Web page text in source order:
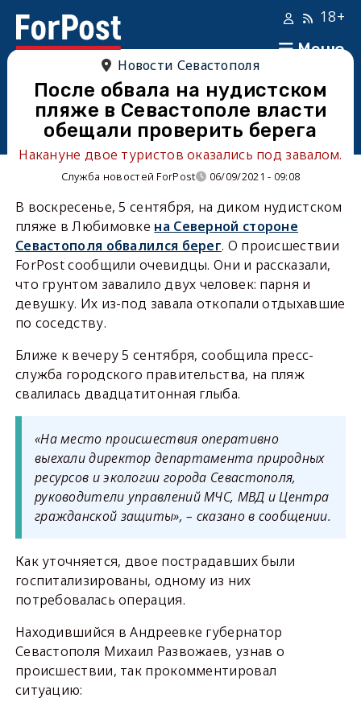
Меню
18+
Новости Севастополя
После обвала на нудистском
пляже в Севастополе власти
обещали проверить берега
Накануне двое туристов оказались под завалом.
Служба новостей ForPost 06/09/2021 - 09:08
В воскресенье, 5 сентября, на диком нудистском
пляже в Любимовке на Северной стороне
Севастополя обвалился берег. О происшествии
ForPost сообщили очевидцы. Они и рассказали,
что грунтом завалило двух человек: парня и
девушку. Их из-под завала откопали отдыхавшие
по соседству.
Ближе к вечеру 5 сентября, сообщила пресс-
служба городского правительства, на пляж
свалилась двадцатитонная глыба.
«На место происшествия оперативно
выехали директор департамента природных
ресурсов и экологии города Севастополя,
руководители управлений МЧС, МВД и Центра
гражданской защиты», – сказано в сообщении.
Как уточняется, двое пострадавших были
госпитализированы, одному из них
потребовалась операция.
Находившийся в Андреевке губернатор
Севастополя Михаил Развожаев, узнав о
происшествии, так прокомментировал
ситуацию: